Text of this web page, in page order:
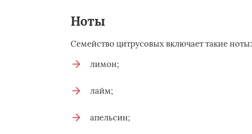
Ноты
Семейство цитрусовых включает такие ноты:
лимон;
лайм;
апельсин;